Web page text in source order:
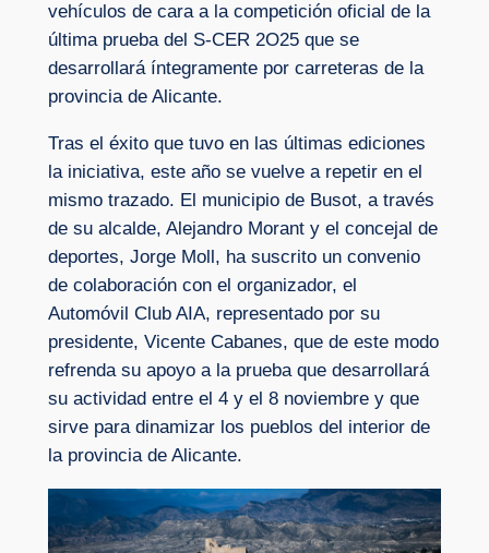
vehículos de cara a la competición oficial de la
última prueba del S-CER 2O25 que se
desarrollará íntegramente por carreteras de la
provincia de Alicante.
Tras el éxito que tuvo en las últimas ediciones
la iniciativa, este año se vuelve a repetir en el
mismo trazado. El municipio de Busot, a través
de su alcalde, Alejandro Morant y el concejal de
deportes, Jorge Moll, ha suscrito un convenio
de colaboración con el organizador, el
Automóvil Club AIA, representado por su
presidente, Vicente Cabanes, que de este modo
refrenda su apoyo a la prueba que desarrollará
su actividad entre el 4 y el 8 noviembre y que
sirve para dinamizar los pueblos del interior de
la provincia de Alicante.